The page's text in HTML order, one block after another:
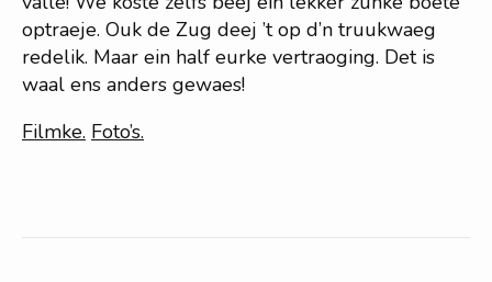
optraeje. Ouk de Zug deej ’t op d’n truukwaeg
redelik. Maar ein half eurke vertraoging. Det is
waal ens anders gewaes!
Filmke. Foto’s.